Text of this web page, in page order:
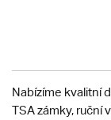
Nabízíme kvalitní
TSA zámky, ruční